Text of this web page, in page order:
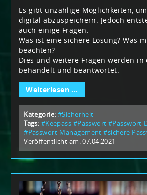
Es gibt unzählige Möglichkeiten,
digital abzuspeichern. Jedoch
auch einige Fragen.
Was ist eine sichere Lösung? Was
beachten?
Dies und weitere Fragen werden in
behandelt und beantwortet.
Weiterlesen ...
Kategorie: #Sicherheit
Tags: #Keepass #Passwort #Passwort-
#Passwort-Management #sichere
Veröffentlicht am: 07.04.2021